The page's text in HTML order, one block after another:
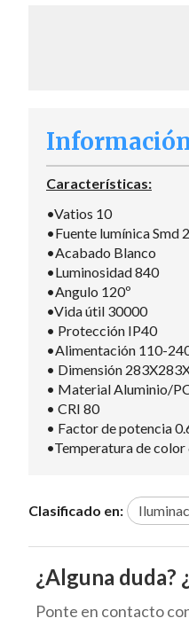
Características:
•Vatios 10
•Fuente lumínica Smd
•Acabado Blanco
•Luminosidad 840
•Angulo 120º
•Vida útil 30000
• Protección IP40
•Alimentación 110-
• Dimensión
• Material Aluminio/
• CRI 80
• Factor de potencia
•Temperatura de
Clasificado en:
¿Alguna duda?
Ponte en contacto